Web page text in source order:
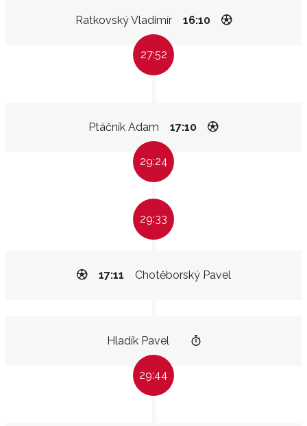
Ratkovský Vladimír 16:10
27:52
Ptáčník Adam 17:10
29:24
29:33
Chotěborský Pavel
17:11
Hladík Pavel
29:44